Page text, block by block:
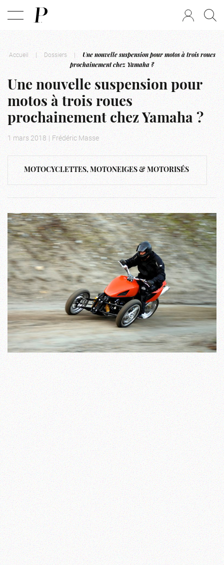
Accueil | Dossiers |
Une nouvelle suspension pour motos à trois roues
prochainement chez Yamaha ?
Une nouvelle suspension pour
motos à trois roues
prochainement chez Yamaha ?
1 mars 2018 | Frédéric Masse
MOTOCYCLETTES, MOTONEIGES & MOTORISÉS